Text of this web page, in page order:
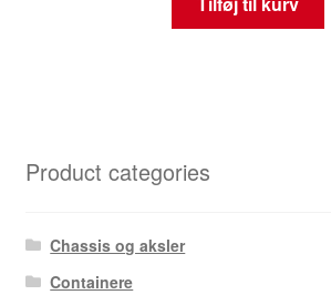
Product categories
Chassis og aksler
Containere